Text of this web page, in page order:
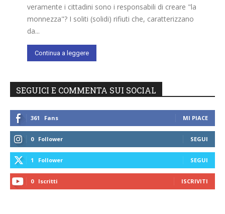
veramente i cittadini sono i responsabili di creare "la
monnezza"? I soliti (solidi) rifiuti che, caratterizzano
da...
Continua a leggere
SEGUICI E COMMENTA SUI SOCIAL
361 Fans MI PIACE
0 Follower SEGUI
1 Follower SEGUI
0 Iscritti ISCRIVITI